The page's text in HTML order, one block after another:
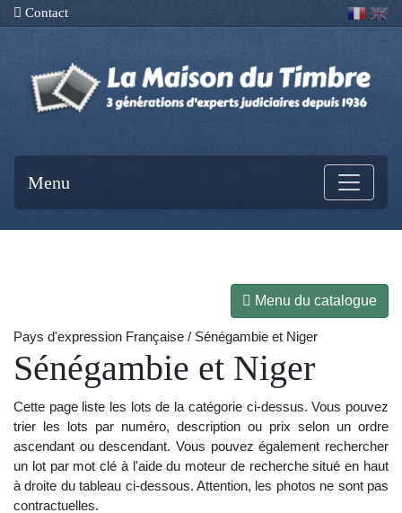
Contact
Menu
Menu du catalogue
Pays d'expression Française / Sénégambie et Niger
Sénégambie et Niger
Cette page liste les lots de la catégorie ci-dessus. Vous pouvez
trier les lots par numéro, description ou prix selon un ordre
ascendant ou descendant. Vous pouvez également rechercher
un lot par mot clé à l'aide du moteur de recherche situé en haut
à droite du tableau ci-dessous. Attention, les photos ne sont pas
contractuelles.